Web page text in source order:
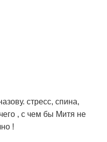
стресс, спина,
, с чем бы Митя не
!